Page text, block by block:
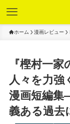
ホーム 漫画レビュー
『樫村一
人々を力強
漫画短編
義ある過去